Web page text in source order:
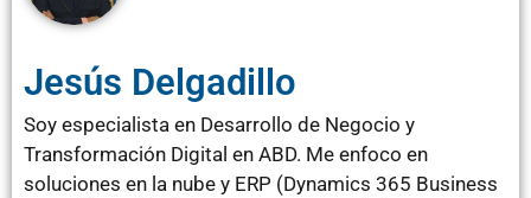
Jesús Delgadillo
Soy especialista en Desarrollo de Negocio y
Transformación Digital en ABD. Me enfoco en
soluciones en la nube y ERP (Dynamics 365 Business